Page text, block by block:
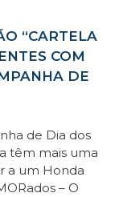
“CARTELA
COM
DE
de Dia dos
têm mais uma
a um Honda
– O